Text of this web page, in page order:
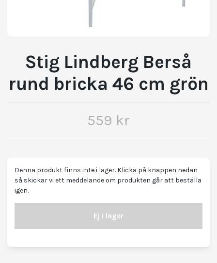
Stig Lindberg Berså
rund bricka 46 cm grön
559 kr
Denna produkt finns inte i lager. Klicka på knappen nedan
så skickar vi ett meddelande om produkten går att beställa
igen.
Ej i lager